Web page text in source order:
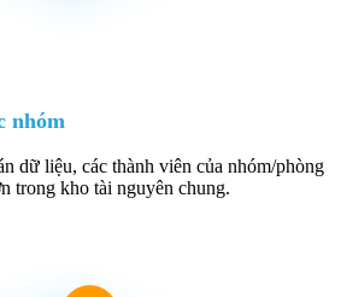
nhóm
dữ liệu, các thành viên của nhóm/phòng
trong kho tài nguyên chung.